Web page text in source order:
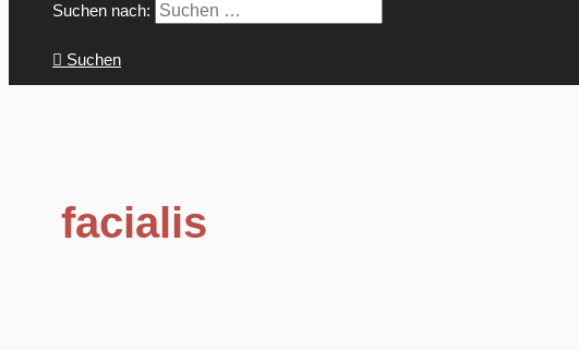
Suchen nach:
Suchen
facialis